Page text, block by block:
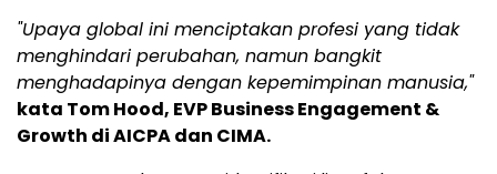
"Upaya global ini menciptakan profesi yang tidak
menghindari perubahan, namun bangkit
menghadapinya dengan kepemimpinan manusia,"
kata Tom Hood, EVP Business Engagement &
Growth di AICPA dan CIMA.